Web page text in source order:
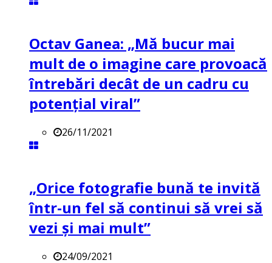
Octav Ganea: „Mă bucur mai
mult de o imagine care provoacă
întrebări decât de un cadru cu
potenţial viral”
26/11/2021
„Orice fotografie bună te invită
într-un fel să continui să vrei să
vezi și mai mult”
24/09/2021